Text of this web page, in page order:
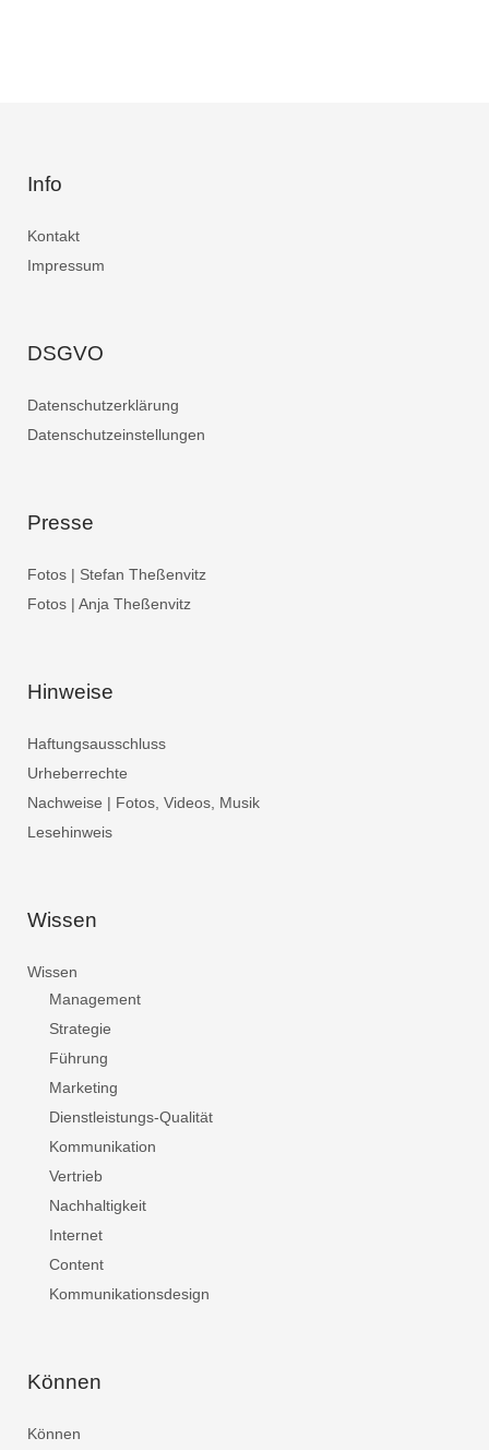
Info
Kontakt
Impressum
DSGVO
Datenschutzerklärung
Datenschutzeinstellungen
Presse
Fotos | Stefan Theßenvitz
Fotos | Anja Theßenvitz
Hinweise
Haftungsausschluss
Urheberrechte
Nachweise | Fotos, Videos, Musik
Lesehinweis
Wissen
Wissen
Management
Strategie
Führung
Marketing
Dienstleistungs-Qualität
Kommunikation
Vertrieb
Nachhaltigkeit
Internet
Content
Kommunikationsdesign
Können
Können